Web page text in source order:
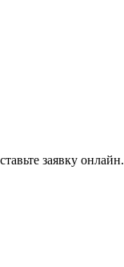
заявку онлайн.